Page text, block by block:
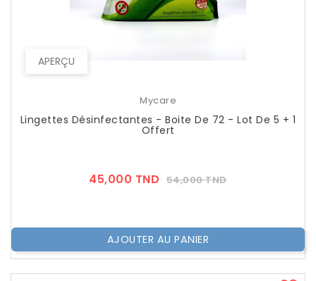
APERÇU
Mycare
Lingettes Désinfectantes - Boite De 72 - Lot De 5 + 1
Offert
45,000 TND Prix
54,000 TNDPrix
AJOUTER AU PANIER